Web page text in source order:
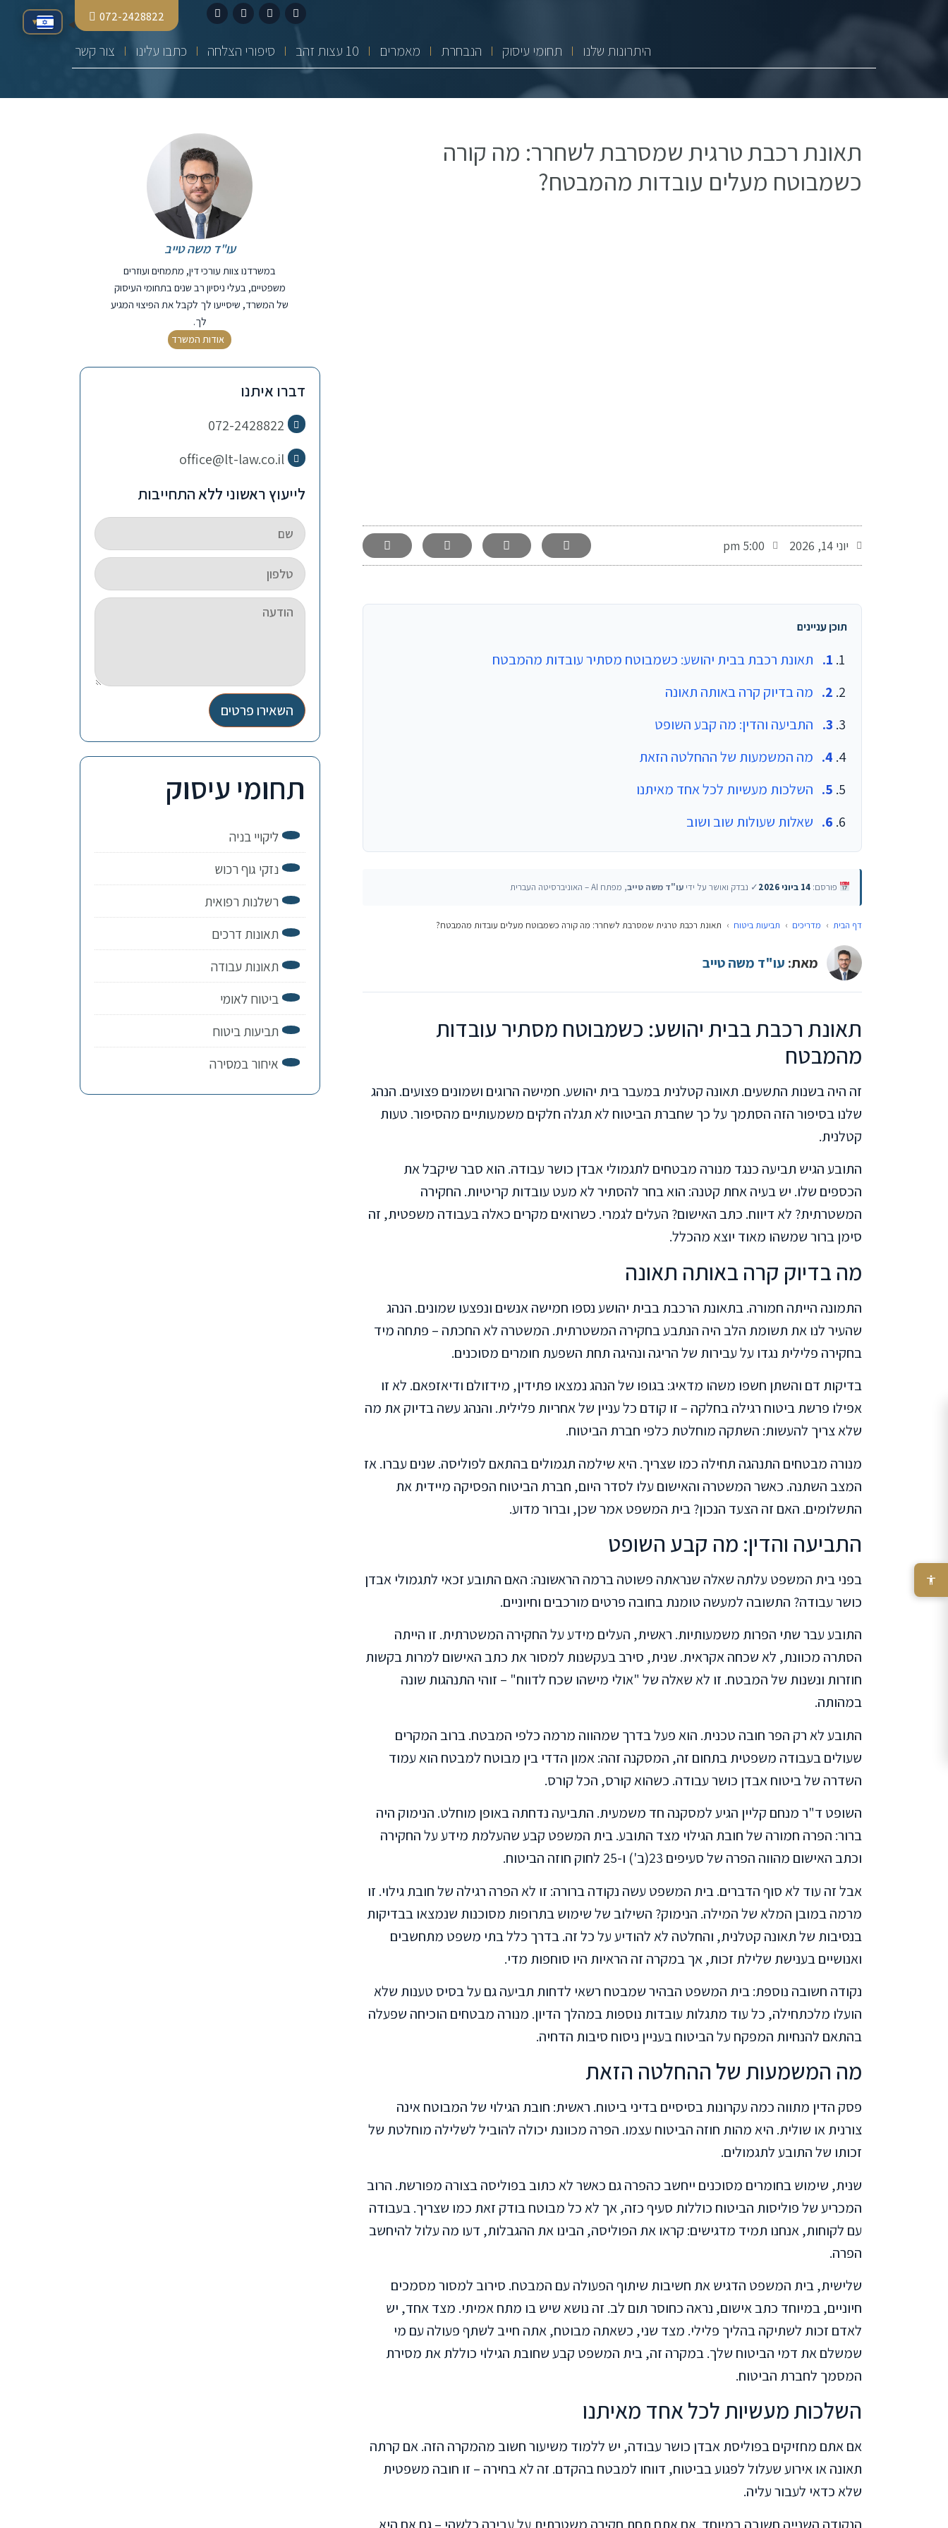
072-2428822
היתרונות שלנו תחומי עיסוק הנבחרת מאמרים 10 עצות זהב סיפורי הצלחה כתבו עלינו צור קשר
תאונת רכבת טרגית שמסרבת לשחרר: מה קורה
כשמבוטח מעלים עובדות מהמבטח?
יוני 14, 2026 5:00 pm
תוכן עניינים
תאונת רכבת בבית יהושע: כשמבוטח מסתיר עובדות מהמבטח
מה בדיוק קרה באותה תאונה
התביעה והדין: מה קבע השופט
מה המשמעות של ההחלטה הזאת
השלכות מעשיות לכל אחד מאיתנו
שאלות שעולות שוב ושוב
פורסם: 14 ביוני 2026 ✓ נבדק ואושר על ידי עו"ד משה טייב, מפתח AI – האוניברסיטה העברית
דף הבית › מדריכים › תביעות ביטוח › תאונת רכבת טרגית שמסרבת לשחרר: מה קורה כשמבוטח מעלים עובדות מהמבטח?
מאת: עו"ד משה טייב
תאונת רכבת בבית יהושע: כשמבוטח מסתיר עובדות
מהמבטח
זה היה בשנות התשעים. תאונה קטלנית במעבר בית יהושע. חמישה הרוגים ושמונים פצועים. הנהג
שלנו בסיפור הזה הסתמך על כך שחברת הביטוח לא תגלה חלקים משמעותיים מהסיפור. טעות
קטלנית.
התובע הגיש תביעה כנגד מנורה מבטחים לתגמולי אבדן כושר עבודה. הוא סבר שיקבל את
הכספים שלו. יש בעיה אחת קטנה: הוא בחר להסתיר לא מעט עובדות קריטיות. החקירה
המשטרתית? לא דיווח. כתב האישום? העלים לגמרי. כשרואים מקרים כאלה בעבודה משפטית, זה
סימן ברור שמשהו מאוד יוצא מהכלל.
מה בדיוק קרה באותה תאונה
התמונה הייתה חמורה. בתאונת הרכבת בבית יהושע נספו חמישה אנשים ונפצעו שמונים. הנהג
שהעיר לנו את תשומת הלב היה הנתבע בחקירה המשטרתית. המשטרה לא החכתה – פתחה מיד
בחקירה פלילית נגדו על עבירות של הריגה ונהיגה תחת השפעת חומרים מסוכנים.
בדיקות דם והשתן חשפו משהו מדאיג: בגופו של הנהג נמצאו פתידין, מידזולם ודיאזפאם. לא זו
אפילו פרשת ביטוח רגילה בחלקה – זו קודם כל עניין של אחריות פלילית. והנהג עשה בדיוק את מה
שלא צריך להעשות: השתקה מוחלטת כלפי חברת הביטוח.
מנורה מבטחים התנהגה תחילה כמו שצריך. היא שילמה תגמולים בהתאם לפוליסה. שנים עברו. אז
המצב השתנה. כאשר המשטרה והאישום עלו לסדר היום, חברת הביטוח הפסיקה מיידית את
התשלומים. האם זה הצעד הנכון? בית המשפט אמר שכן, וברור מדוע.
התביעה והדין: מה קבע השופט
בפני בית המשפט עלתה שאלה שנראתה פשוטה ברמה הראשונה: האם התובע זכאי לתגמולי אבדן
כושר עבודה? התשובה למעשה טומנת בחובה פרטים מורכבים וחיוניים.
התובע עבר שתי הפרות משמעותיות. ראשית, העלים מידע על החקירה המשטרתית. זו הייתה
הסתרה מכוונת, לא שכחה אקראית. שנית, סירב בעקשנות למסור את כתב האישום למרות בקשות
חוזרות ונשנות של המבטח. זו לא שאלה של "אולי מישהו שכח לדווח" – זוהי התנהגות שונה
במהותה.
התובע לא רק הפר חובה טכנית. הוא פעל בדרך שמהווה מרמה כלפי המבטח. ברוב המקרים
שעולים בעבודה משפטית בתחום זה, המסקנה זהה: אמון הדדי בין מבוטח למבטח הוא עמוד
השדרה של ביטוח אבדן כושר עבודה. כשהוא קורס, הכל קורס.
השופט ד"ר מנחם קליין הגיע למסקנה חד משמעית. התביעה נדחתה באופן מוחלט. הנימוק היה
ברור: הפרה חמורה של חובת הגילוי מצד התובע. בית המשפט קבע שהעלמת מידע על החקירה
וכתב האישום מהווה הפרה של סעיפים 23(ב') ו-25 לחוק חוזה הביטוח.
אבל זה עוד לא סוף הדברים. בית המשפט עשה נקודה ברורה: זו לא הפרה רגילה של חובת גילוי. זו
מרמה במובן המלא של המילה. הנימוק? השילוב של שימוש בתרופות מסוכנות שנמצאו בבדיקות
בנסיבות של תאונה קטלנית, והחלטה לא להודיע על כל זה. בדרך כלל בתי משפט מתחשבים
ואנושיים בענישת שלילת זכות, אך במקרה זה הראיות היו סוחפות מדי.
נקודה חשובה נוספת: בית המשפט הבהיר שמבטח רשאי לדחות תביעה גם על בסיס טענות שלא
הועלו מלכתחילה, כל עוד מתגלות עובדות נוספות במהלך הדיון. מנורה מבטחים הוכיחה שפעלה
בהתאם להנחיות המפקח על הביטוח בעניין ניסוח סיבות הדחיה.
מה המשמעות של ההחלטה הזאת
פסק הדין מתווה כמה עקרונות בסיסיים בדיני ביטוח. ראשית: חובת הגילוי של המבוטח אינה
צורנית או שולית. היא מהות חוזה הביטוח עצמו. הפרה מכוונת יכולה להוביל לשלילה מוחלטת של
זכותו של התובע לתגמולים.
שנית, שימוש בחומרים מסוכנים ייחשב כהפרה גם כאשר לא כתוב בפוליסה בצורה מפורשת. הרוב
המכריע של פוליסות הביטוח כוללות סעיף כזה, אך לא כל מבוטח בודק זאת כמו שצריך. בעבודה
עם לקוחות, אנחנו תמיד מדגישים: קראו את הפוליסה, הבינו את ההגבלות, דעו מה עלול להיחשב
הפרה.
שלישית, בית המשפט הדגיש את חשיבות שיתוף הפעולה עם המבטח. סירוב למסור מסמכים
חיוניים, במיוחד כתב אישום, נראה כחוסר תום לב. זה נושא שיש בו מתח אמיתי. מצד אחד, יש
לאדם זכות לשתיקה בהליך פלילי. מצד שני, כשאתה מבוטח, אתה חייב לשתף פעולה עם מי
שמשלם את דמי הביטוח שלך. במקרה זה, בית המשפט קבע שחובת הגילוי כוללת את מסירת
המסמך לחברת הביטוח.
השלכות מעשיות לכל אחד מאיתנו
אם אתם מחזיקים בפוליסת אבדן כושר עבודה, יש ללמוד משיעור חשוב מהמקרה הזה. אם קרתה
תאונה או אירוע שעלול לפגוע בביטוח, דווחו למבטח בהקדם. זה לא בחירה – זו חובה משפטית
שלא כדאי לעבור עליה.
עו"ד משה טייב
במשרדנו צוות עורכי דין, מתמחים ועוזרים
משפטיים, בעלי ניסיון רב שנים בתחומי העיסוק
של המשרד, שיסייעו לך לקבל את הפיצוי המגיע
לך.
אודות המשרד
דברו איתנו
072-2428822
office@lt-law.co.il
לייעוץ ראשוני ללא התחייבות
השאירו פרטים
תחומי עיסוק
ליקויי בניה
נזקי גוף רכוש
רשלנות רפואית
תאונות דרכים
תאונות עבודה
ביטוח לאומי
תביעות ביטוח
איחור במסירה
▾